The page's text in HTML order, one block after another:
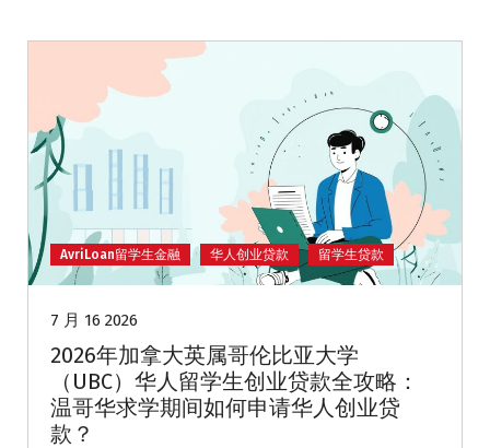
AvriLoan留学生金融 华人创业贷款 留学生贷款
7 月 16 2026
2026年加拿大英属哥伦比亚大学
（UBC）华人留学生创业贷款全攻略：
温哥华求学期间如何申请华人创业贷
款？